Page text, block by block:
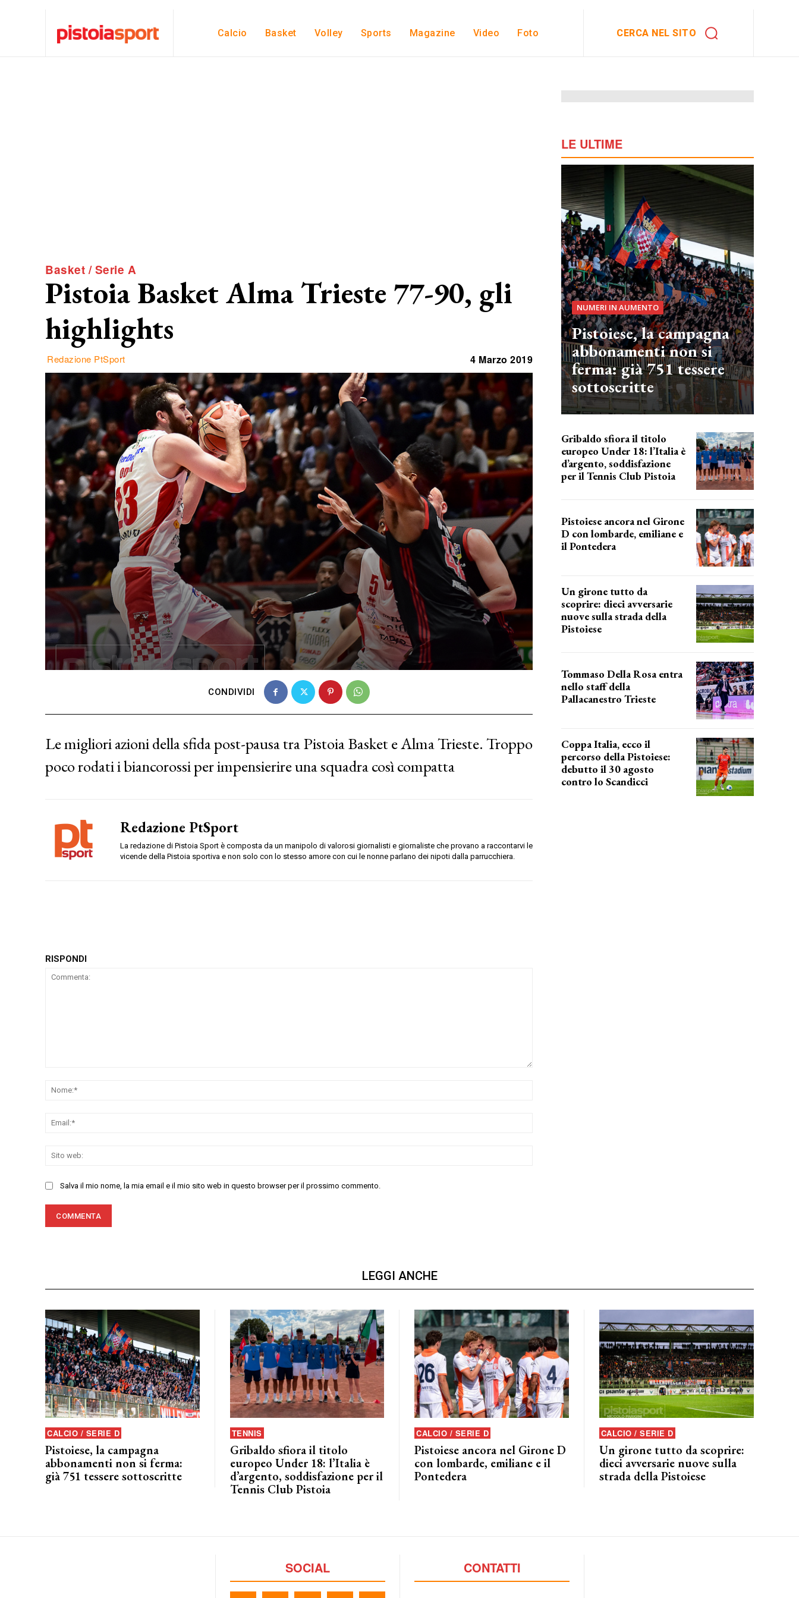
Calcio Basket Volley Sports Magazine Video Foto CERCA NEL SITO
Basket / Serie A
Pistoia Basket Alma Trieste 77-90, gli
highlights
Redazione PtSport 4 Marzo 2019
CONDIVIDI
Le migliori azioni della sfida post-pausa tra Pistoia Basket e Alma Trieste. Troppo
poco rodati i biancorossi per impensierire una squadra così compatta
Redazione PtSport
La redazione di Pistoia Sport è composta da un manipolo di valorosi giornalisti e giornaliste che provano a raccontarvi le
vicende della Pistoia sportiva e non solo con lo stesso amore con cui le nonne parlano dei nipoti dalla parrucchiera.
RISPONDI
Salva il mio nome, la mia email e il mio sito web in questo browser per il prossimo commento.
LE ULTIME
NUMERI IN AUMENTO
Pistoiese, la campagna
abbonamenti non si
ferma: già 751 tessere
sottoscritte
Gribaldo sfiora il titolo
europeo Under 18: l’Italia è
d’argento, soddisfazione
per il Tennis Club Pistoia
Pistoiese ancora nel Girone
D con lombarde, emiliane e
il Pontedera
Un girone tutto da
scoprire: dieci avversarie
nuove sulla strada della
Pistoiese
Tommaso Della Rosa entra
nello staff della
Pallacanestro Trieste
Coppa Italia, ecco il
percorso della Pistoiese:
debutto il 30 agosto
contro lo Scandicci
LEGGI ANCHE
CALCIO / SERIE D
Pistoiese, la campagna
abbonamenti non si ferma:
già 751 tessere sottoscritte
TENNIS
Gribaldo sfiora il titolo
europeo Under 18: l’Italia è
d’argento, soddisfazione per il
Tennis Club Pistoia
CALCIO / SERIE D
Pistoiese ancora nel Girone D
con lombarde, emiliane e il
Pontedera
CALCIO / SERIE D
Un girone tutto da scoprire:
dieci avversarie nuove sulla
strada della Pistoiese
SOCIAL CONTATTI